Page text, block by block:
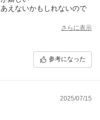
えないかもしれないので
さらに表示
参考になった
2025/07/15